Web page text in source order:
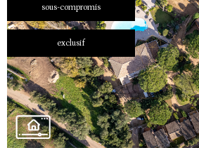
sous-compromis
exclusif voir le
bien